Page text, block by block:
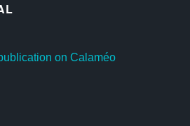
on Calaméo